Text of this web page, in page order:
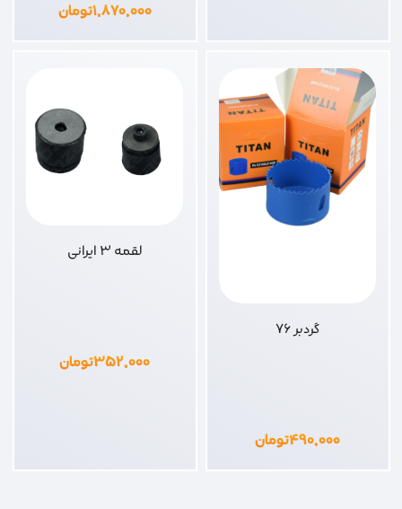
۱,۸۷۰,۰۰۰تومان
گردبر 76
۴۹۰,۰۰۰تومان
لقمه 3 ایرانی
۳۵۲,۰۰۰تومان